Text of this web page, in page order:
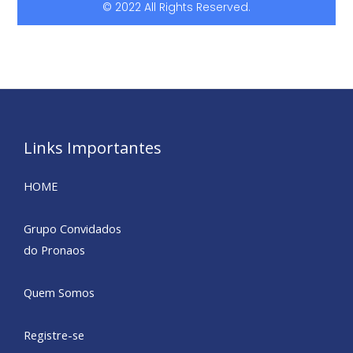
© 2022 All Rights Reserved.
Links Importantes
HOME
Grupo Convidados
do Pronaos
Quem Somos
Registre-se